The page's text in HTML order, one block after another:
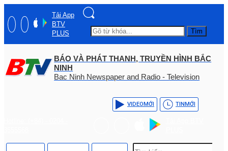
Tải App
BTV
PLUS
Tìm
BÁO VÀ PHÁT THANH, TRUYỀN HÌNH BẮC
NINH
Bac Ninh Newspaper and Radio - Television
VIDEOMỚI TINMỚI